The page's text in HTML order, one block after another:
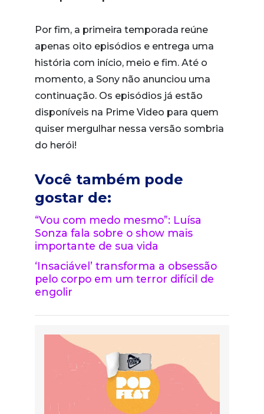
Por fim, a primeira temporada reúne
apenas oito episódios e entrega uma
história com início, meio e fim. Até o
momento, a Sony não anunciou uma
continuação. Os episódios já estão
disponíveis na Prime Video para quem
quiser mergulhar nessa versão sombria
do herói!
Você também pode
gostar de:
“Vou com medo mesmo”: Luísa
Sonza fala sobre o show mais
importante de sua vida
‘Insaciável’ transforma a obsessão
pelo corpo em um terror difícil de
engolir